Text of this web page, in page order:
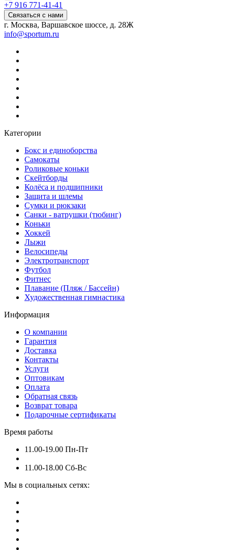
+7 916 771-41-41
Связаться с нами
г. Москва, Варшавское шоссе, д. 28Ж
info@sportum.ru
Категории
Бокс и единоборства
Самокаты
Роликовые коньки
Скейтборды
Колёса и подшипники
Защита и шлемы
Сумки и рюкзаки
Санки - ватрушки (тюбинг)
Коньки
Хоккей
Лыжи
Велосипеды
Электротранспорт
Футбол
Фитнес
Плавание (Пляж / Бассейн)
Художественная гимнастика
Информация
О компании
Гарантия
Доставка
Контакты
Услуги
Оптовикам
Оплата
Обратная связь
Возврат товара
Подарочные сертификаты
Время работы
11.00-19.00 Пн-Пт
11.00-18.00 Сб-Вс
Мы в социальных сетях: